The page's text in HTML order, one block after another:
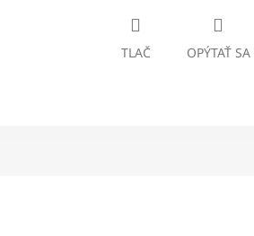
TLAČ OPÝTAŤ SA